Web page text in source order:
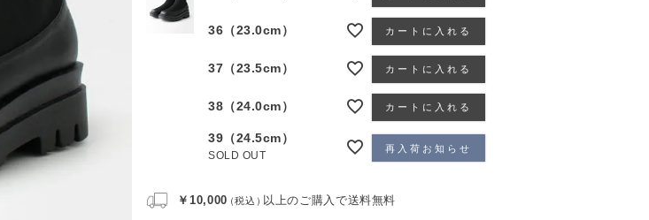
36（23.0cm） カートに入れる
37（23.5cm） カートに入れる
38（24.0cm） カートに入れる
39（24.5cm）
SOLD OUT
再入荷お知らせ
￥10,000（税込）以上のご購入で送料無料